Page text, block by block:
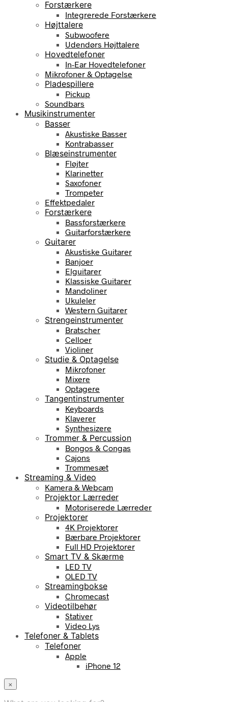
Forstærkere
Integrerede Forstærkere
Højttalere
Subwoofere
Udendørs Højttalere
Hovedtelefoner
In-Ear Hovedtelefoner
Mikrofoner & Optagelse
Pladespillere
Pickup
Soundbars
Musikinstrumenter
Basser
Akustiske Basser
Kontrabasser
Blæseinstrumenter
Fløjter
Klarinetter
Saxofoner
Trompeter
Effektpedaler
Forstærkere
Bassforstærkere
Guitarforstærkere
Guitarer
Akustiske Guitarer
Banjoer
Elguitarer
Klassiske Guitarer
Mandoliner
Ukuleler
Western Guitarer
Strengeinstrumenter
Bratscher
Celloer
Violiner
Studie & Optagelse
Mikrofoner
Mixere
Optagere
Tangentinstrumenter
Keyboards
Klaverer
Synthesizere
Trommer & Percussion
Bongos & Congas
Cajons
Trommesæt
Streaming & Video
Kamera & Webcam
Projektor Lærreder
Motoriserede Lærreder
Projektorer
4K Projektorer
Bærbare Projektorer
Full HD Projektorer
Smart TV & Skærme
LED TV
OLED TV
Streamingbokse
Chromecast
Videotilbehør
Stativer
Video Lys
Telefoner & Tablets
Telefoner
Apple
iPhone 12
×